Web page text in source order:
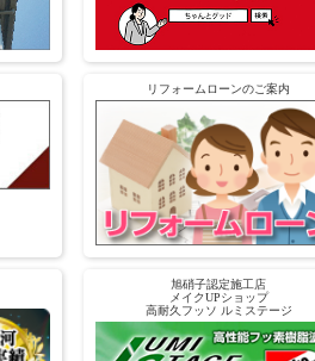
リフォームローンのご案内
旭硝子認定施工店
メイクUPショップ
高耐久フッソ ルミステージ